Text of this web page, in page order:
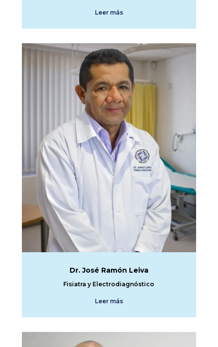
Leer más
Dr. José Ramón Leiva
Fisiatra y Electrodiagnóstico
Leer más